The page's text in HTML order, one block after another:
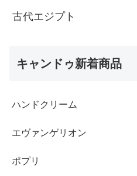
古代エジプト
キャンドゥ新着商品
ハンドクリーム
エヴァンゲリオン
ポプリ